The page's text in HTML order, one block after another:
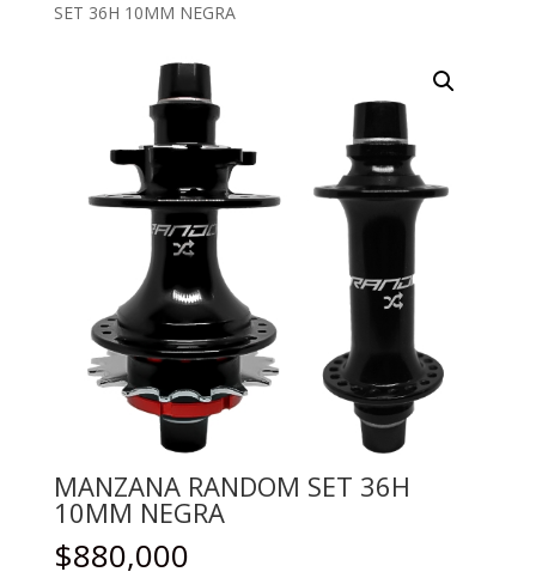
SET 36H 10MM NEGRA
MANZANA RANDOM SET 36H
10MM NEGRA
$880,000